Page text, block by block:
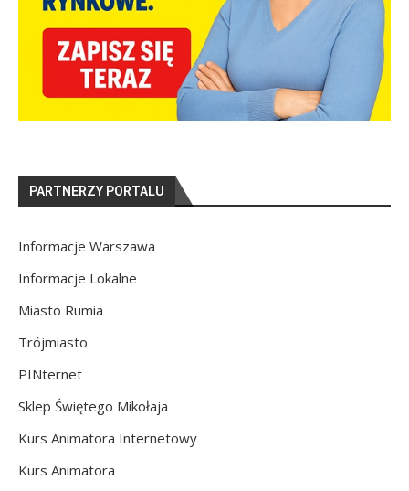
PARTNERZY PORTALU
Informacje Warszawa
Informacje Lokalne
Miasto Rumia
Trójmiasto
PINternet
Sklep Świętego Mikołaja
Kurs Animatora Internetowy
Kurs Animatora